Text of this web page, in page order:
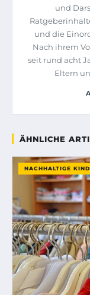
und
und die
Nach ihrem
seit rund acht
Eltern
ÄHNLICHE
NACHHALTIGE